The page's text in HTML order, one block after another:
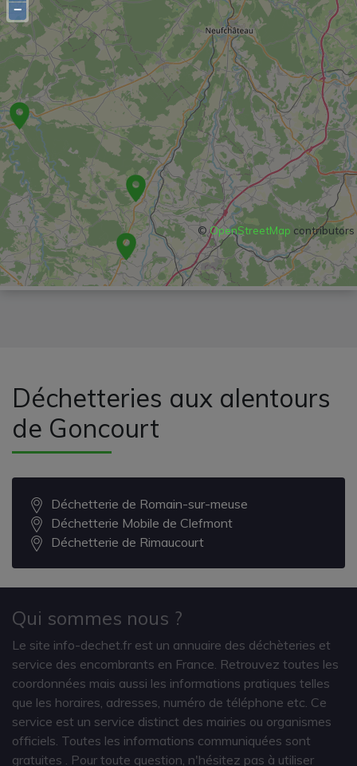
−
©OpenStreetMap contributors
Déchetteries aux alentours
de Goncourt
Déchetterie de Romain-sur-meuse
Déchetterie Mobile de Clefmont
Déchetterie de Rimaucourt
Qui sommes nous ?
Le site info-dechet.fr est un annuaire des déchèteries et
service des encombrants en France. Retrouvez toutes les
coordonnées mais aussi les informations pratiques telles
que les horaires, adresses, numéro de téléphone etc. Ce
service est un service distinct des mairies ou organismes
officiels. Toutes les informations communiquées sont
gratuites
. Pour toute question, n'hésitez pas à utiliser